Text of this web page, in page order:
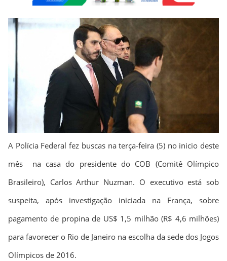
A Polícia Federal fez buscas na terça-feira (5) no inicio deste
mês na casa do presidente do COB (Comitê Olímpico
Brasileiro), Carlos Arthur Nuzman. O executivo está sob
suspeita, após investigação iniciada na França, sobre
pagamento de propina de US$ 1,5 milhão (R$ 4,6 milhões)
para favorecer o Rio de Janeiro na escolha da sede dos Jogos
Olímpicos de 2016.